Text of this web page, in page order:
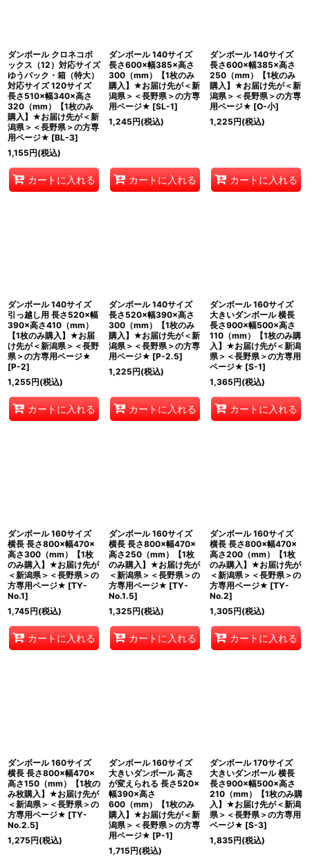
ダンボール クロネコボ
ックス（12）対応サイズ
ゆうパック・箱（特大）
対応サイズ 120サイズ
長さ510×幅340×高さ
320（mm）【1枚のみ
購入】★お届け先が＜新
潟県＞＜長野県＞の方専
用ページ★ [BL-3]
1,155円(税込)
カートに入れる
ダンボール 140サイズ
長さ600×幅385×高さ
300（mm）【1枚のみ
購入】★お届け先が＜新
潟県＞＜長野県＞の方専
用ページ★ [SL-1]
1,245円(税込)
カートに入れる
ダンボール 140サイズ
長さ600×幅385×高さ
250（mm）【1枚のみ
購入】★お届け先が＜新
潟県＞＜長野県＞の方専
用ページ★ [O-小]
1,225円(税込)
カートに入れる
ダンボール 140サイズ
引っ越し用 長さ520×幅
390×高さ410（mm）
【1枚のみ購入】★お届
け先が＜新潟県＞＜長野
県＞の方専用ページ★
[P-2]
1,255円(税込)
カートに入れる
ダンボール 140サイズ
長さ520×幅390×高さ
300（mm）【1枚のみ
購入】★お届け先が＜新
潟県＞＜長野県＞の方専
用ページ★ [P-2.5]
1,225円(税込)
カートに入れる
ダンボール 160サイズ
大きいダンボール 横長
長さ900×幅500×高さ
110（mm）【1枚のみ購
入】★お届け先が＜新潟
県＞＜長野県＞の方専用
ページ★ [S-1]
1,365円(税込)
カートに入れる
ダンボール 160サイズ
横長 長さ800×幅470×
高さ300（mm）【1枚
のみ購入】★お届け先が
＜新潟県＞＜長野県＞の
方専用ページ★ [TY-
No.1]
1,745円(税込)
カートに入れる
ダンボール 160サイズ
横長 長さ800×幅470×
高さ250（mm）【1枚
のみ購入】★お届け先が
＜新潟県＞＜長野県＞の
方専用ページ★ [TY-
No.1.5]
1,325円(税込)
カートに入れる
ダンボール 160サイズ
横長 長さ800×幅470×
高さ200（mm）【1枚
のみ購入】★お届け先が
＜新潟県＞＜長野県＞の
方専用ページ★ [TY-
No.2]
1,305円(税込)
カートに入れる
ダンボール 160サイズ
横長 長さ800×幅470×
高さ150（mm）【1枚の
み枚購入】★お届け先が
＜新潟県＞＜長野県＞の
方専用ページ★ [TY-
No.2.5]
1,275円(税込)
ダンボール 160サイズ
大きいダンボール 高さ
が変えられる 長さ520×
幅390×高さ
600（mm）【1枚のみ
購入】★お届け先が＜新
潟県＞＜長野県＞の方専
用ページ★ [P-1]
1,715円(税込)
ダンボール 170サイズ
大きいダンボール 横長
長さ900×幅500×高さ
210（mm）【1枚のみ購
入】★お届け先が＜新潟
県＞＜長野県＞の方専用
ページ★ [S-3]
1,835円(税込)